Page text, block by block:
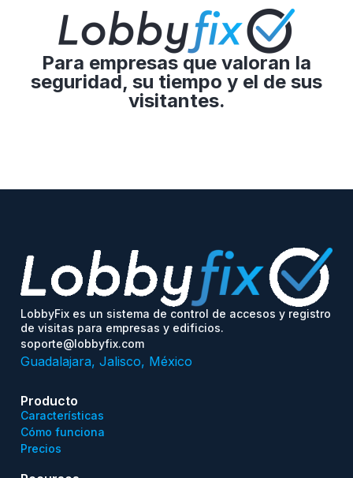
Para empresas que valoran la
seguridad, su tiempo y el de sus
visitantes.
LobbyFix es un sistema de control de accesos y registro
de visitas para empresas y edificios.
soporte@lobbyfix.com
Guadalajara, Jalisco, México
Producto
Características
Cómo funciona
Precios